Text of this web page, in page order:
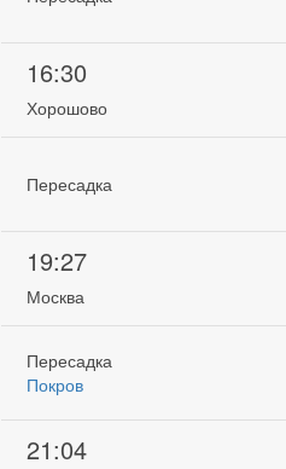
16:30
Хорошово
Пересадка
19:27
Москва
Пересадка
Покров
21:04